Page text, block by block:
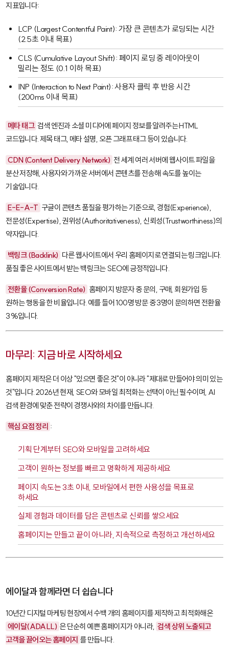
지표입니다:
LCP (Largest Contentful Paint): 가장 큰 콘텐츠가 로딩되는 시간
(2.5초 이내 목표)
CLS (Cumulative Layout Shift): 페이지 로딩 중 레이아웃이
밀리는 정도 (0.1 이하 목표)
INP (Interaction to Next Paint): 사용자 클릭 후 반응 시간
(200ms 이내 목표)
메타 태그 검색 엔진과 소셜 미디어에 페이지 정보를 알려주는 HTML
코드입니다. 제목 태그, 메타 설명, 오픈 그래프 태그 등이 있습니다.
CDN (Content Delivery Network) 전 세계 여러 서버에 웹사이트 파일을
분산 저장해, 사용자와 가까운 서버에서 콘텐츠를 전송해 속도를 높이는
기술입니다.
E-E-A-T 구글이 콘텐츠 품질을 평가하는 기준으로, 경험(Experience),
전문성(Expertise), 권위성(Authoritativeness), 신뢰성(Trustworthiness)의
약자입니다.
백링크 (Backlink) 다른 웹사이트에서 우리 홈페이지로 연결되는 링크입니다.
품질 좋은 사이트에서 받는 백링크는 SEO에 긍정적입니다.
전환율 (Conversion Rate) 홈페이지 방문자 중 문의, 구매, 회원가입 등
원하는 행동을 한 비율입니다. 예를 들어 100명 방문 중 3명이 문의하면 전환율
3%입니다.
마무리: 지금 바로 시작하세요
홈페이지 제작은 더 이상 "있으면 좋은 것"이 아니라 "제대로 만들어야 의미 있는
것"입니다. 2026년 현재, SEO와 모바일 최적화는 선택이 아닌 필수이며, AI
검색 환경에 맞춘 전략이 경쟁사와의 차이를 만듭니다.
핵심 요점 정리 :
기획 단계부터 SEO와 모바일을 고려하세요
고객이 원하는 정보를 빠르고 명확하게 제공하세요
페이지 속도는 3초 이내, 모바일에서 편한 사용성을 목표로
하세요
실제 경험과 데이터를 담은 콘텐츠로 신뢰를 쌓으세요
홈페이지는 만들고 끝이 아니라, 지속적으로 측정하고 개선하세요
에이달과 함께라면 더 쉽습니다
10년간 디지털 마케팅 현장에서 수백 개의 홈페이지를 제작하고 최적화해온
에이달(ADALL) 은 단순히 예쁜 홈페이지가 아니라, 검색 상위 노출되고
고객을 끌어오는 홈페이지 를 만듭니다.